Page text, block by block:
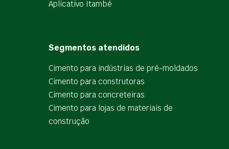
Aplicativo Itambé
Segmentos atendidos
Cimento para indústrias de pré-moldados
Cimento para construtoras
Cimento para concreteiras
Cimento para lojas de materiais de
construção